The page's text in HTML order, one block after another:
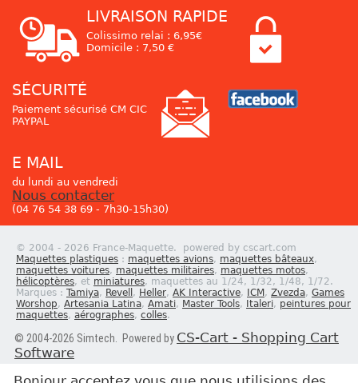
LIVRAISON RAPIDE
Colissimo relai : 6,95€
Domicile : 7,50 €
SÉCURITÉ
Paiement sécurisé CM CIC
PAYPAL
E MAIL
du lundi au vendredi
Nous contacter
(04 76 54 38 69 - 7h30-15h30)
© 2004 - 2026 France-Maquette. powered by cscart.com
Maquettes plastiques : maquettes avions, maquettes bâteaux,
maquettes voitures, maquettes militaires, maquettes motos,
hélicoptères, et miniatures, maquettes au 1/24, 1/32, 1/48, 1/72.
Marques : Tamiya, Revell , Heller, AK Interactive, ICM , Zvezda, Games
Worshop, Artesania Latina, Amati, Master Tools, Italeri, peintures pour
maquettes, aérographes, colles.
© 2004-2026 Simtech. Powered by CS-Cart - Shopping Cart
Software